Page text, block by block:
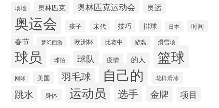
场地 奥林匹克 奥林匹克运动会 奥运
奥运会 孩子 宋代 技巧 排球 日本 时间
春节 梦幻西游 欧洲杯 比赛中 游戏 滑雪场
球员 球拍 球队 疫情 的人 篮球
网球 美国 羽毛球 自己的 花样滑冰
跳水 身体 运动员 选手 金牌 项目